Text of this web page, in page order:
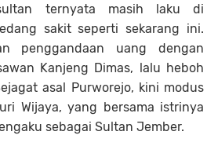
ternyata masih laku di
sakit seperti sekarang ini.
penggandaan uang dengan
Kanjeng Dimas, lalu heboh
asal Purworejo, kini modus
Wijaya, yang bersama istrinya
sebagai Sultan Jember.